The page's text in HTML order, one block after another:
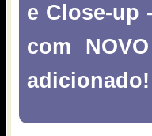
e Close-up
com
adicionado!